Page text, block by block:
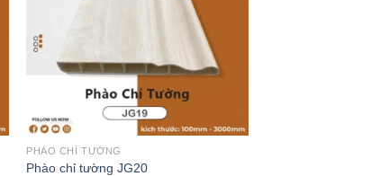
PHÀO CHỈ TƯỜNG
Phào chỉ tường JG20